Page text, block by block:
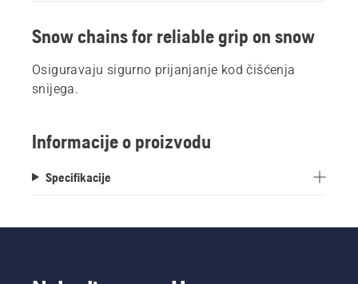
Snow chains for reliable grip on snow
Osiguravaju sigurno prijanjanje kod čišćenja
snijega.
Informacije o proizvodu
Specifikacije